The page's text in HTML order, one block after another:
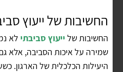
החשיבות של ייעוץ
החשיבות שלייעוץ סביבתילא
שמירה על איכות הסביבה, אלא גם
היעילות הכלכלית של הארגון.